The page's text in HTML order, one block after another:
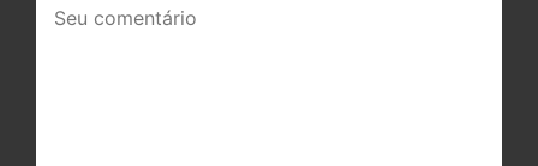
comentário: